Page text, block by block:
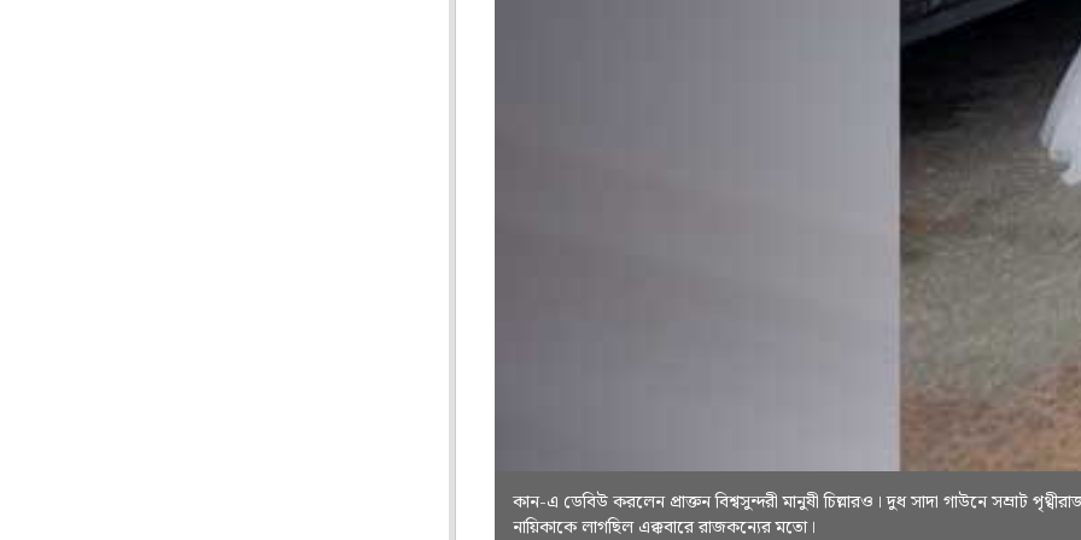
কান-এ ডেবিউ করলেন প্রাক্তন বিশ্বসুন্দরী মানুষী চিল্লারও। দুধ সাদা গাউনে সম্রাট
নায়িকাকে লাগছিল এক্কবারে রাজকন্যের মতো।